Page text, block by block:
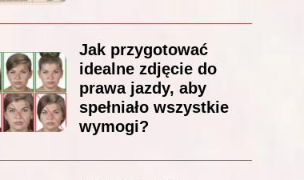
Jak przygotować
idealne zdjęcie do
prawa jazdy, aby
spełniało wszystkie
wymogi?